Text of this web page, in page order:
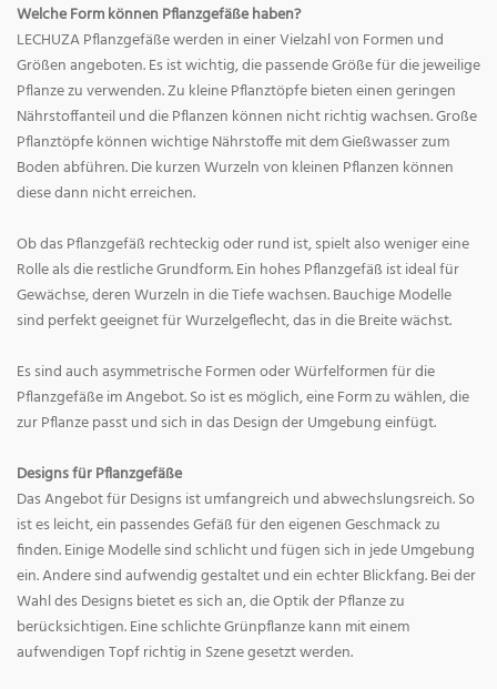
Welche Form können Pflanzgefäße haben?
LECHUZA Pflanzgefäße werden in einer Vielzahl von Formen und
Größen angeboten. Es ist wichtig, die passende Größe für die jeweilige
Pflanze zu verwenden. Zu kleine Pflanztöpfe bieten einen geringen
Nährstoffanteil und die Pflanzen können nicht richtig wachsen. Große
Pflanztöpfe können wichtige Nährstoffe mit dem Gießwasser zum
Boden abführen. Die kurzen Wurzeln von kleinen Pflanzen können
diese dann nicht erreichen.
Ob das Pflanzgefäß rechteckig oder rund ist, spielt also weniger eine
Rolle als die restliche Grundform. Ein hohes Pflanzgefäß ist ideal für
Gewächse, deren Wurzeln in die Tiefe wachsen. Bauchige Modelle
sind perfekt geeignet für Wurzelgeflecht, das in die Breite wächst.
Es sind auch asymmetrische Formen oder Würfelformen für die
Pflanzgefäße im Angebot. So ist es möglich, eine Form zu wählen, die
zur Pflanze passt und sich in das Design der Umgebung einfügt.
Designs für Pflanzgefäße
Das Angebot für Designs ist umfangreich und abwechslungsreich. So
ist es leicht, ein passendes Gefäß für den eigenen Geschmack zu
finden. Einige Modelle sind schlicht und fügen sich in jede Umgebung
ein. Andere sind aufwendig gestaltet und ein echter Blickfang. Bei der
Wahl des Designs bietet es sich an, die Optik der Pflanze zu
berücksichtigen. Eine schlichte Grünpflanze kann mit einem
aufwendigen Topf richtig in Szene gesetzt werden.